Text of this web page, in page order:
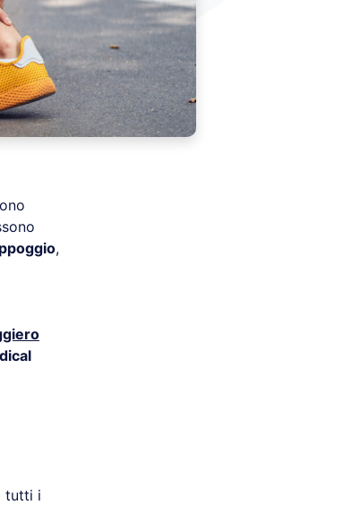
,
tutti i